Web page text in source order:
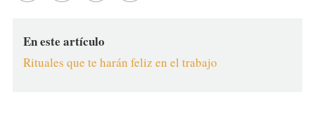
En este artículo
Rituales que te harán feliz en el trabajo